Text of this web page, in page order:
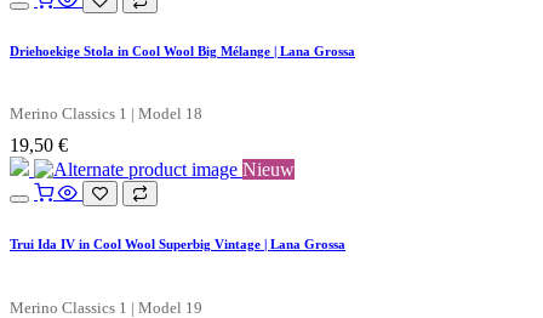
Driehoekige Stola in Cool Wool Big Mélange | Lana Grossa
Merino Classics 1 | Model 18
19,50 €
Nieuw
Trui Ida IV in Cool Wool Superbig Vintage | Lana Grossa
Merino Classics 1 | Model 19